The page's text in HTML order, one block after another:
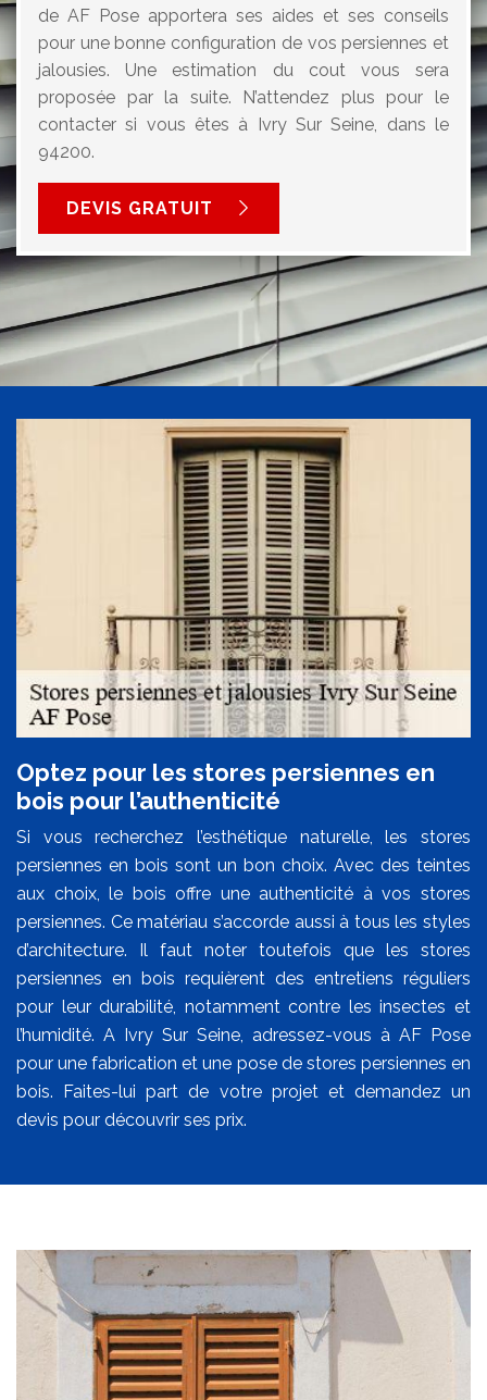
de AF Pose apportera ses aides et ses conseils
pour une bonne configuration de vos persiennes et
jalousies. Une estimation du cout vous sera
proposée par la suite. N’attendez plus pour le
contacter si vous êtes à Ivry Sur Seine, dans le
94200.
DEVIS GRATUIT
Optez pour les stores persiennes en
bois pour l’authenticité
Si vous recherchez l’esthétique naturelle, les stores
persiennes en bois sont un bon choix. Avec des teintes
aux choix, le bois offre une authenticité à vos stores
persiennes. Ce matériau s’accorde aussi à tous les styles
d’architecture. Il faut noter toutefois que les stores
persiennes en bois requièrent des entretiens réguliers
pour leur durabilité, notamment contre les insectes et
l’humidité. A Ivry Sur Seine, adressez-vous à AF Pose
pour une fabrication et une pose de stores persiennes en
bois. Faites-lui part de votre projet et demandez un
devis pour découvrir ses prix.